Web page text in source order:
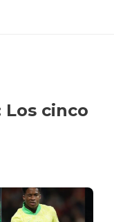
Los cinco